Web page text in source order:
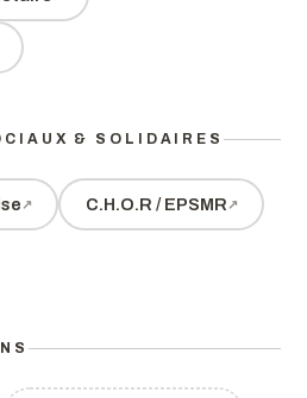
& SOLIDAIRES
C.H.O.R / EPSMR